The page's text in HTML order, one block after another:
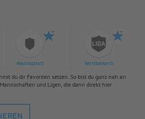
Mannschaft Wettbewerb
du dir Favoriten setzen. So bist du ganz nah an
und Ligen, die dann direkt hier